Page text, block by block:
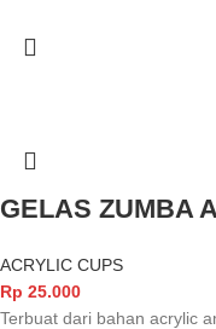
GELAS ZUMBA
ACRYLIC CUPS
Rp 25.000
Terbuat dari bahan acrylic